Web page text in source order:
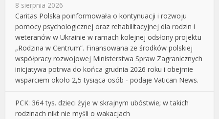
8 sierpnia 2026
Caritas Polska poinformowała o kontynuacji i rozwoju
pomocy psychologicznej oraz rehabilitacyjnej dla rodzin i
weteranów w Ukrainie w ramach kolejnej odsłony projektu
„Rodzina w Centrum”. Finansowana ze środków polskiej
współpracy rozwojowej Ministerstwa Spraw Zagranicznych
inicjatywa potrwa do końca grudnia 2026 roku i obejmie
wsparciem około 2,5 tysiąca osób - podaje Vatican News.
PCK: 364 tys. dzieci żyje w skrajnym ubóstwie; w takich
rodzinach nikt nie myśli o wakacjach